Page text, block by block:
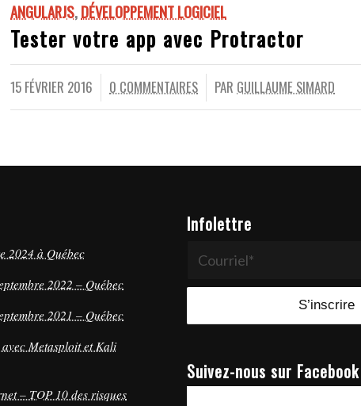
ANGULARJS,DÉVELOPPEMENT LOGICIEL
Tester votre app avec Protractor
15 FÉVRIER 2016 0 COMMENTAIRES
/ PAR GUILLAUME SIMARD
2024 à Québec
2022 – Québec
2021 – Québec
Metasploit et Kali
– TOP 10 des risques
Infolettre
Suivez-nous sur Facebook